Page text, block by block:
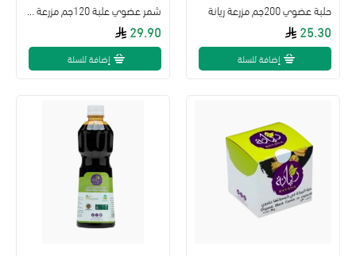
حلبة عضوي 200جم مزرعة ريانة
25.30
إضافة للسلة
29.90
إضافة للسلة